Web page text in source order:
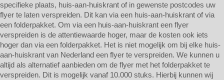
specifieke plaats, huis-aan-huiskrant of in gewenste postcodes uw
flyer te laten verspreiden. Dit kan via een huis-aan-huiskrant of via
een folderpakket. Om via een huis-aan-huiskrant een flyer
verspreiden is de attentiewaarde hoger, maar de kosten ook iets
hoger dan via een folderpakket. Het is niet mogelijk om bij elke huis-
aan-huiskrant van Nederland een flyer te verspreiden. We kunnen u
altijd als alternatief aanbieden om de flyer met het folderpakket te
verspreiden. Dit is mogelijk vanaf 10.000 stuks. Hierbij kunnen wij